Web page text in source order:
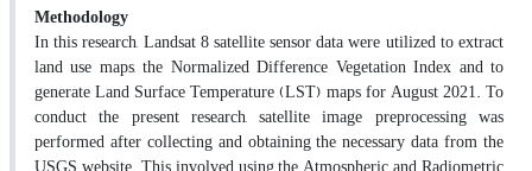
Methodology
In this research, Landsat 8 satellite sensor data were utilized to extract
land use maps, the Normalized Difference Vegetation Index and to
generate Land Surface Temperature (LST) maps for August 2021. To
conduct the present research, satellite image preprocessing was
performed after collecting and obtaining the necessary data from the